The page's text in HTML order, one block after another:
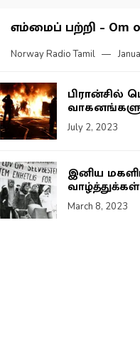
எம்மைப் பற்றி – Om
Norway Radio Tamil
பிரான்சில்
July 2, 2023
இனிய
March 8, 2023